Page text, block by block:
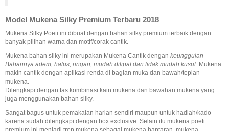
Model Mukena Silky Premium Terbaru 2018
Mukena Silky Poeti ini dibuat dengan bahan silky premium terbaik dengan
banyak pilihan warna dan motif/corak cantik.
Mukena bahan silky ini merupakan Mukena Cantik dengan keunggulan
Bahannya adem, halus, ringan, mudah dilipat dan tidak mudah kusut. Mukena
makin cantik dengan aplikasi renda di bagian muka dan bawah/tepian
mukena.
Dilengkapi dengan tas kombinasi kain mukena dan bawahan mukena yang
juga menggunakan bahan silky.
Sangat bagus untuk pemakaian harian sendiri maupun untuk hadiah/kado
karena sudah dilengkapi dengan box exclusive. Selain itu mukena poeti